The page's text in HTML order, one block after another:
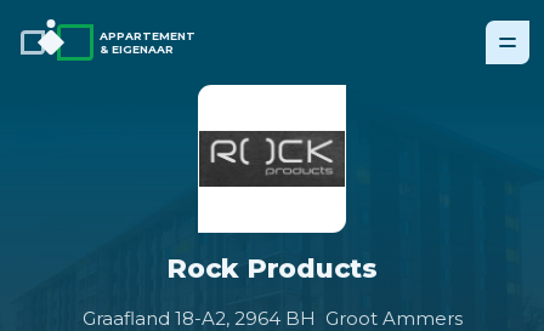
APPARTEMENT
& EIGENAAR
Rock Products
Graafland 18-A2, 2964 BH Groot Ammers